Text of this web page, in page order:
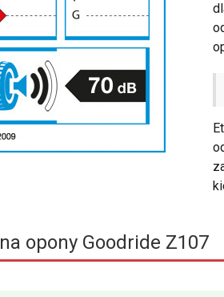
na opony Goodride Z107